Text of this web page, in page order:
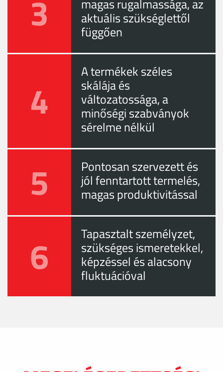
3 magas rugalmassága, az
aktuális szükséglettől
függően
4
A termékek széles
skálája és
változatossága, a
minőségi szabványok
sérelme nélkül
5 Pontosan szervezett és
jól fenntartott termelés,
magas produktivitással
6 Tapasztalt személyzet,
szükséges ismeretekkel,
képzéssel és alacsony
fluktuációval